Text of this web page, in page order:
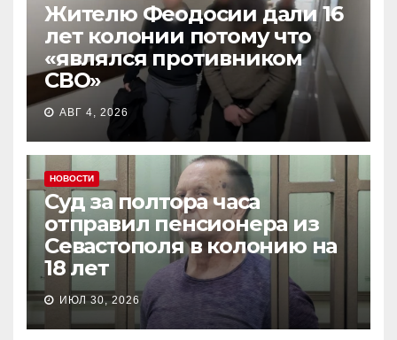
Жителю Феодосии дали 16
лет колонии потому что
«являлся противником
СВО»
АВГ 4, 2026
НОВОСТИ
Суд за полтора часа
отправил пенсионера из
Севастополя в колонию на
18 лет
ИЮЛ 30, 2026